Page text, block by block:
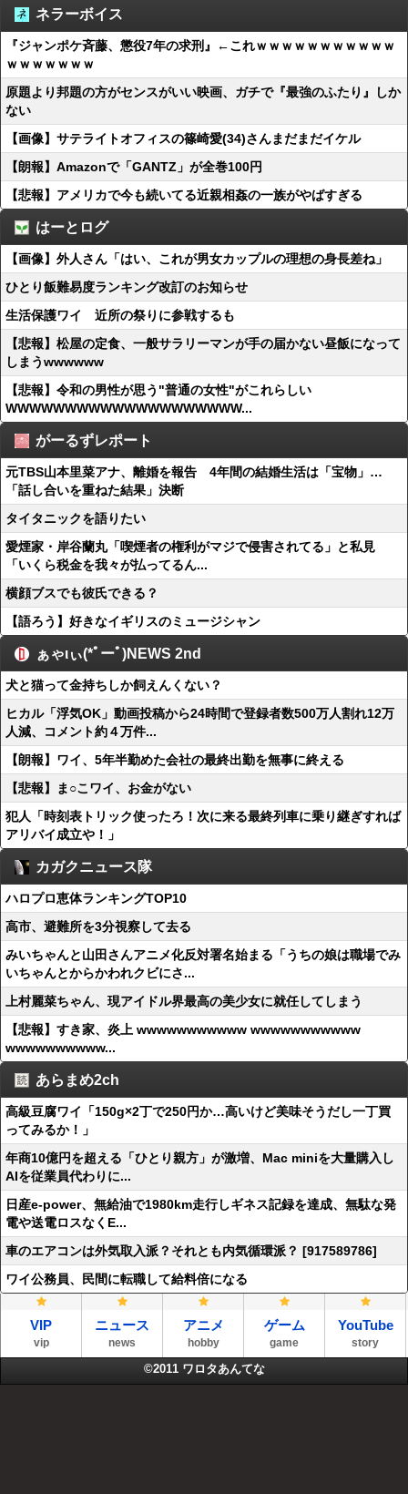
ネラーボイス
『ジャンポケ斉藤、懲役7年の求刑』←これｗｗｗｗｗｗｗｗｗｗｗ
ｗｗｗｗｗｗｗ
原題より邦題の方がセンスがいい映画、ガチで『最強のふたり』しか
ない
【画像】サテライトオフィスの篠崎愛(34)さんまだまだイケル
【朗報】Amazonで「GANTZ」が全巻100円
【悲報】アメリカで今も続いてる近親相姦の一族がやばすぎる
はーとログ
【画像】外人さん「はい、これが男女カップルの理想の身長差ね」
ひとり飯難易度ランキング改訂のお知らせ
生活保護ワイ 近所の祭りに参戦するも
【悲報】松屋の定食、一般サラリーマンが手の届かない昼飯になって
しまうwwwwww
【悲報】令和の男性が思う"普通の女性"がこれらしい
WWWWWWWWWWWWWWWWWWWW...
がーるずレポート
元TBS山本里菜アナ、離婚を報告 4年間の結婚生活は「宝物」…
「話し合いを重ねた結果」決断
タイタニックを語りたい
愛煙家・岸谷蘭丸「喫煙者の権利がマジで侵害されてる」と私見
「いくら税金を我々が払ってるん...
横顔ブスでも彼氏できる？
【語ろう】好きなイギリスのミュージシャン
ぁゃιぃ(*ﾟーﾟ)NEWS 2nd
犬と猫って金持ちしか飼えんくない？
ヒカル「浮気OK」動画投稿から24時間で登録者数500万人割れ12万
人減、コメント約４万件...
【朗報】ワイ、5年半勤めた会社の最終出勤を無事に終える
【悲報】ま○こワイ、お金がない
犯人「時刻表トリック使ったろ！次に来る最終列車に乗り継ぎすれば
アリバイ成立や！」
カガクニュース隊
ハロプロ恵体ランキングTOP10
高市、避難所を3分視察して去る
みいちゃんと山田さんアニメ化反対署名始まる「うちの娘は職場でみ
いちゃんとからかわれクビにさ...
上村麗菜ちゃん、現アイドル界最高の美少女に就任してしまう
【悲報】すき家、炎上 wwwwwwwwwww wwwwwwwwwww
wwwwwwwwww...
あらまめ2ch
高級豆腐ワイ「150g×2丁で250円か…高いけど美味そうだし一丁買
ってみるか！」
年商10億円を超える「ひとり親方」が激増、Mac miniを大量購入し
AIを従業員代わりに...
日産e-power、無給油で1980km走行しギネス記録を達成、無駄な発
電や送電ロスなくE...
車のエアコンは外気取入派？それとも内気循環派？ [917589786]
ワイ公務員、民間に転職して給料倍になる
VIP
vip
ニュース
news
アニメ
hobby
ゲーム
game
YouTube
story
©2011 ワロタあんてな